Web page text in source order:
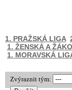
1. PRAŽSKÁ LIGA
1. ŽENSKÁ A
1. MORAVSKÁ
Zvýraznit tým: